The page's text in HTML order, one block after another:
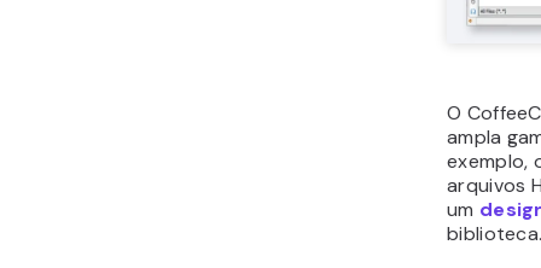
O
ampla
exemplo,
arquivos
um